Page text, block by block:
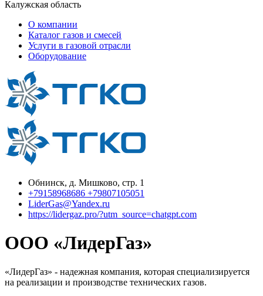
Калужская область
О компании
Каталог газов и смесей
Услуги в газовой отрасли
Оборудование
Обнинск, д. Мишково, стр. 1
+79158968686 +79807105051
LiderGas@Yandex.ru
https://lidergaz.pro/?utm_source=chatgpt.com
ООО «ЛидерГаз»
«ЛидерГаз» - надежная компания, которая специализируется
на реализации и производстве технических газов.